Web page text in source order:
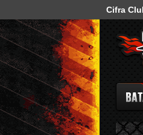
Cifra
Guitar Battle